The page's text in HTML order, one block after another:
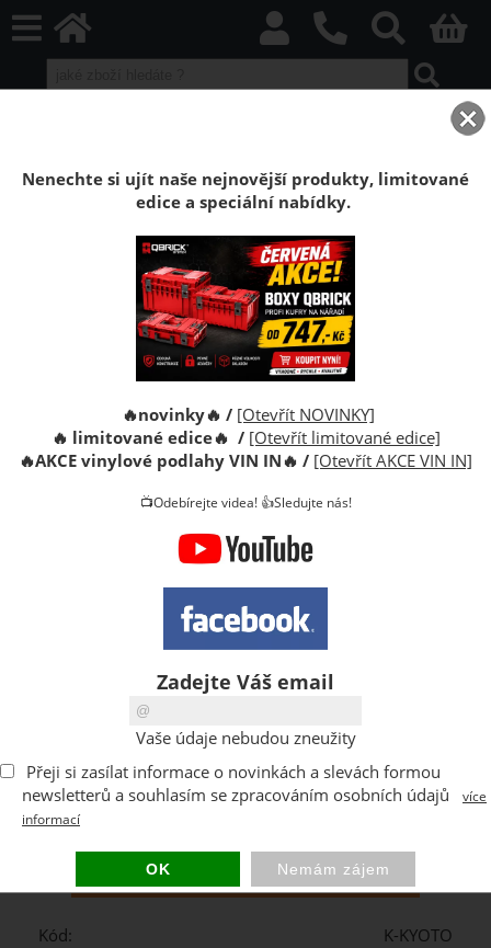
Korkový stěnový dekorativní obklad Kyoto
Korkové obklady na stěnu. Povrchová úprava:
voskovaný. Korkový obklad je antistatický, odolný vůči
dřevokaznému hmyzu, houbám a plísním.
Zabezpečuje i optimální zvukovou izolaci.
Kolik m2 potřebujete ?
Obdržíte celkem (balení)
Kód:
K-KYOTO
Nenechte si ujít naše nejnovější produkty, limitované
edice a speciální nabídky.
🔥novinky🔥 / [Otevřít NOVINKY]
🔥 limitované edice🔥 / [Otevřít limitované edice]
🔥AKCE vinylové podlahy VIN IN🔥 / [Otevřít AKCE VIN IN]
📺Odebírejte videa! 👍Sledujte nás!
Zadejte Váš email
Vaše údaje nebudou zneužity
Přeji si zasílat informace o novinkách a slevách formou
newsletterů a souhlasím se zpracováním osobních údajů
více
informací